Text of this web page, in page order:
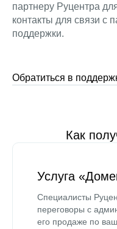
партнеру Руцентра
контакты для связи с
поддержки.
Обратиться в
Как
Услуга
Специалисты
переговоры с
его продаже по